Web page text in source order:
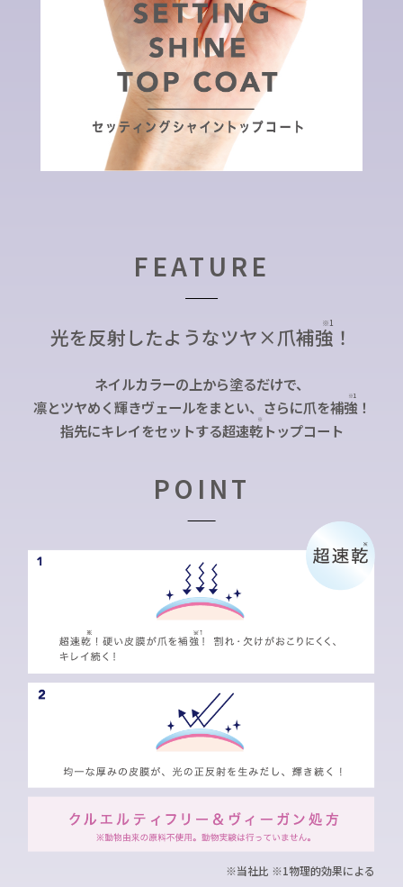
FEATURE
光を反射したようなツヤ×爪補強
※1
！
ネイルカラーの上から塗るだけで、
凛とツヤめく輝きヴェールをまとい、さらに爪を補強
※1
！
指先にキレイをセットする超速乾
※
トップコート
POINT
※当社比 ※1物理的効果による